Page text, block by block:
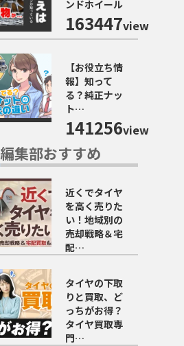
ンドホイール
163447view
【お役立ち情
報】知って
る？純正ナッ
ト…
141256view
編集部おすすめ
近くでタイヤ
を高く売りた
い！地域別の
売却戦略＆宅
配…
タイヤの下取
りと買取、ど
っちがお得？
タイヤ買取専
門…